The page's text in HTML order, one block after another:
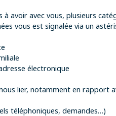
avoir avec vous, plusieurs
vous est signalée via un
électronique
lier, notamment en rapport
téléphoniques, demandes…)